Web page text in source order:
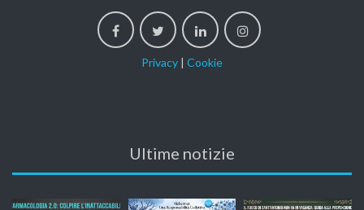
Privacy | Cookie
Ultime notizie